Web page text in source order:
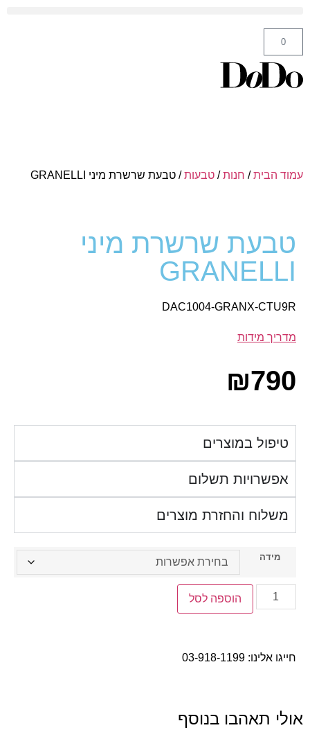
0
עמוד הבית/ חנות/ טבעות/ טבעת שרשרת מיני GRANELLI
טבעת שרשרת מיני
GRANELLI
DAC1004-GRANX-CTU9R
מדריך מידות
₪790
טיפול במוצרים
אפשרויות תשלום
משלוח והחזרת מוצרים
מידה
הוספה לסל
חייגו אלינו: 03-918-1199
אולי תאהבו בנוסף